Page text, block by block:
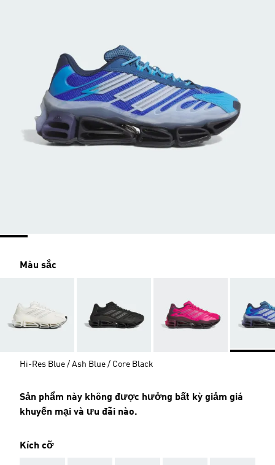
Màu sắc
Hi-Res Blue / Ash Blue / Core Black
Sản phẩm này không được hưởng bất kỳ giảm giá
khuyến mại và ưu đãi nào.
Kích cỡ